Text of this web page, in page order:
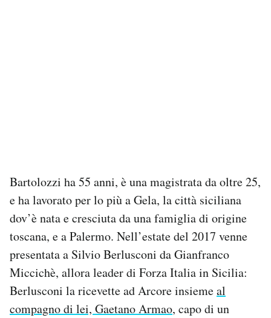
Bartolozzi ha 55 anni, è una magistrata da oltre 25,
e ha lavorato per lo più a Gela, la città siciliana
dov’è nata e cresciuta da una famiglia di origine
toscana, e a Palermo. Nell’estate del 2017 venne
presentata a Silvio Berlusconi da Gianfranco
Miccichè, allora leader di Forza Italia in Sicilia:
Berlusconi la ricevette ad Arcore insiemeal
compagno di lei, Gaetano Armao, capo di un